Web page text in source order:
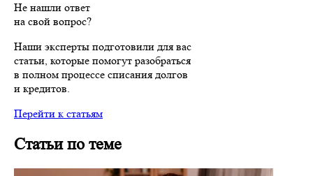
Не нашли ответ
на свой вопрос?
Наши эксперты подготовили для вас
статьи, которые помогут разобраться
в полном процессе списания долгов
и кредитов.
Перейти к статьям
Статьи по теме